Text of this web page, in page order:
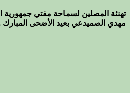
تهنئة المصلين لسماحة مفتي جمهورية
مهدي الصميدعي بعيد الأضحى المبارك